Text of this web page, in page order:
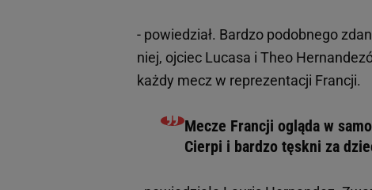
- powiedział. Bardzo podobnego
niej, ojciec Lucasa i Theo
każdy mecz w reprezentacji Francji.
Mecze Francji ogląda w
Cierpi i bardzo tęskni za